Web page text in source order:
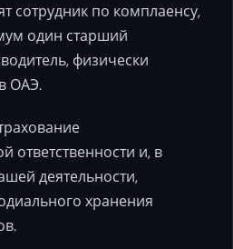
сотрудник по комплаенсу,
один старший
физически
ОАЭ.
ответственности и, в
деятельности,
хранения